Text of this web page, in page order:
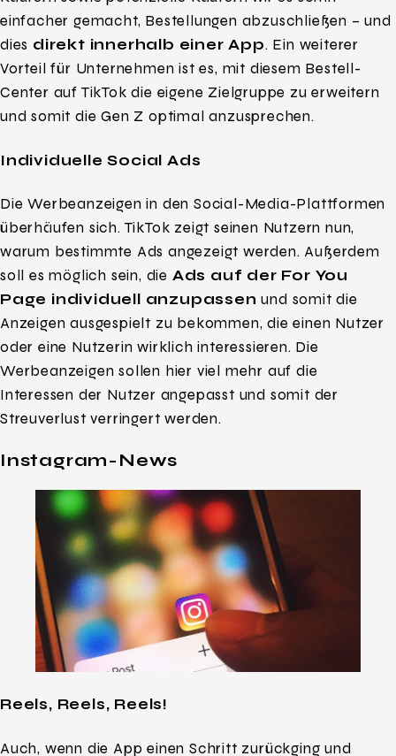
einfacher gemacht, Bestellungen abzuschließen – und
dies direkt innerhalb einer App. Ein weiterer
Vorteil für Unternehmen ist es, mit diesem Bestell-
Center auf TikTok die eigene Zielgruppe zu erweitern
und somit die Gen Z optimal anzusprechen.
Individuelle Social Ads
Die Werbeanzeigen in den Social-Media-Plattformen
überhäufen sich. TikTok zeigt seinen Nutzern nun,
warum bestimmte Ads angezeigt werden. Außerdem
soll es möglich sein, die Ads auf der For You
Page individuell anzupassen und somit die
Anzeigen ausgespielt zu bekommen, die einen Nutzer
oder eine Nutzerin wirklich interessieren. Die
Werbeanzeigen sollen hier viel mehr auf die
Interessen der Nutzer angepasst und somit der
Streuverlust verringert werden.
Instagram-News
Reels, Reels, Reels!
Auch, wenn die App einen Schritt zurückging und